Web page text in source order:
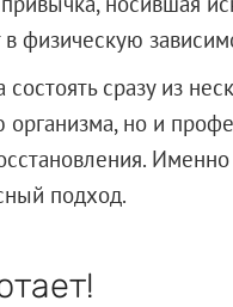
физическую
сразу из
организма, но и
подход.